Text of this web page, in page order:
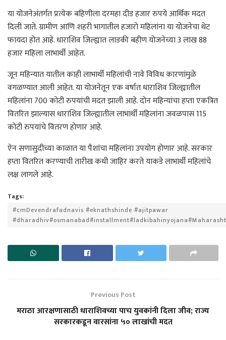
या योजनेअंतर्गत प्रत्येक बहिणीला दरमहा दीड हजार रुपये आर्थिक मदत
दिली जाते. ग्रामीण आणि शहरी भागातील हजारो महिलांना या योजनेचा थेट
फायदा होत आहे. धाराशिव जिल्ह्यात लाडकी बहीण योजनेच्या 3 लाख 88
हजार महिला लाभार्थी आहेत.
जून महिन्यात यातील काही लाभार्थी महिलांची नावे विविध कारणांमुळे
वगळण्यात आली आहेत. या योजनेतून एक वर्षात धाराशिव जिल्ह्यातील
महिलांना 700 कोटी रुपयांची मदत झाली आहे. दोन महिन्यांचा हप्ता एकत्रित
वितरित झाल्यास धाराशिव जिल्ह्यातील लाभार्थी महिलांना जवळपास 115
कोटी रुपयांचे वितरण होणार आहे.
ऐन सणासुदीच्या काळात या पैशांचा महिलांना उपयोग होणार आहे. सरकार
हप्ता वितरित करण्याची तारीख कधी जाहिर करते याकडे लाभार्थी महिलांचे
लक्ष लागले आहे.
Tags:
#cmDevendrafadnavis #eknathshinde #ajitpawar
Previous Post
मराठा आरक्षणासाठी धाराशिवच्या पाच युवकांनी दिला जीव; राज्य
सरकारकडून वारसांना ५० लाखांची मदत